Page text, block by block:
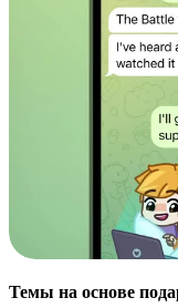
Темы на основе